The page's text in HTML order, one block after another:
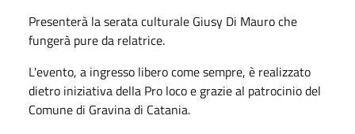
Presenterà la serata culturale Giusy Di Mauro che
fungerà pure da relatrice.
L'evento, a ingresso libero come sempre, è realizzato
dietro iniziativa della Pro loco e grazie al patrocinio del
Comune di Gravina di Catania.